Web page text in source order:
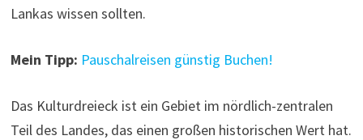
Lankas wissen sollten.
Mein Tipp: Pauschalreisen günstig Buchen!
Das Kulturdreieck ist ein Gebiet im nördlich-zentralen
Teil des Landes, das einen großen historischen Wert hat.